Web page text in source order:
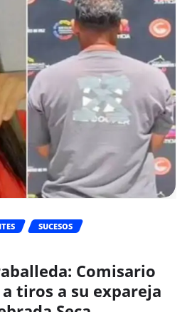
SUCESOS
Comisario
tiros a su expareja